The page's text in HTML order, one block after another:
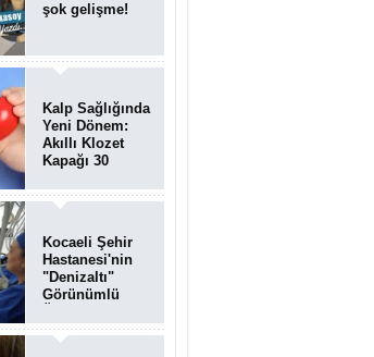
şok gelişme!
Kalp Sağlığında
Yeni Dönem:
Akıllı Klozet
Kapağı 30
Bozukluğunu
Tespit Ediyor
Kocaeli Şehir
Hastanesi'nin
"Denizaltı"
Görünümlü
Hastalara Umut
Oluyor